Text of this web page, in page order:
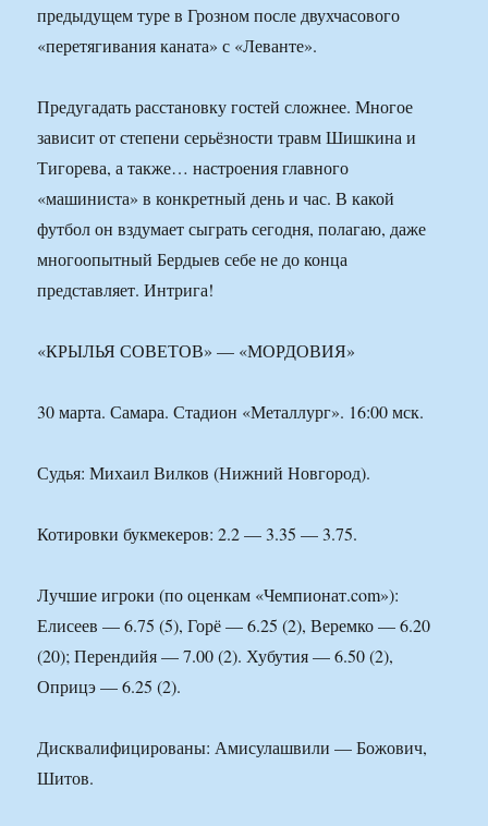
предыдущем туре в Грозном после двухчасового
«перетягивания каната» с «Леванте».
Предугадать расстановку гостей сложнее. Многое
зависит от степени серьёзности травм Шишкина и
Тигорева, а также… настроения главного
«машиниста» в конкретный день и час. В какой
футбол он вздумает сыграть сегодня, полагаю, даже
многоопытный Бердыев себе не до конца
представляет. Интрига!
«КРЫЛЬЯ СОВЕТОВ» — «МОРДОВИЯ»
30 марта. Самара. Стадион «Металлург». 16:00 мск.
Судья: Михаил Вилков (Нижний Новгород).
Котировки букмекеров: 2.2 — 3.35 — 3.75.
Лучшие игроки (по оценкам «Чемпионат.com»):
Елисеев — 6.75 (5), Горё — 6.25 (2), Веремко — 6.20
(20); Перендийя — 7.00 (2). Хубутия — 6.50 (2),
Оприцэ — 6.25 (2).
Дисквалифицированы: Амисулашвили — Божович,
Шитов.